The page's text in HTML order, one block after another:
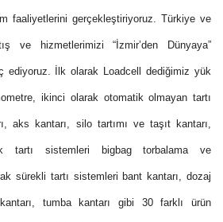
faaliyetlerini gerçekleştiriyoruz. Türkiye ve
ve hizmetlerimizi “İzmir’den Dünyaya”
ediyoruz. İlk olarak Loadcell dediğimiz yük
ikinci olarak otomatik olmayan tartı
aks kantarı, silo tartımı ve taşıt kantarı,
tartı sistemleri bigbag torbalama ve
sürekli tartı sistemleri bant kantarı, dozaj
tumba kantarı gibi 30 farklı ürün